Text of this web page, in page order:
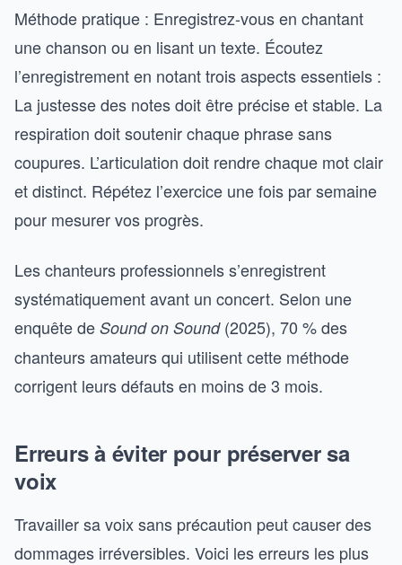
Méthode pratique : Enregistrez-vous en chantant
une chanson ou en lisant un texte. Écoutez
l’enregistrement en notant trois aspects essentiels :
La justesse des notes doit être précise et stable. La
respiration doit soutenir chaque phrase sans
coupures. L’articulation doit rendre chaque mot clair
et distinct. Répétez l’exercice une fois par semaine
pour mesurer vos progrès.
Les chanteurs professionnels s’enregistrent
systématiquement avant un concert. Selon une
enquête de Sound on Sound(2025), 70 % des
chanteurs amateurs qui utilisent cette méthode
corrigent leurs défauts en moins de 3 mois.
Erreurs à éviter pour préserver sa
voix
Travailler sa voix sans précaution peut causer des
dommages irréversibles. Voici les erreurs les plus